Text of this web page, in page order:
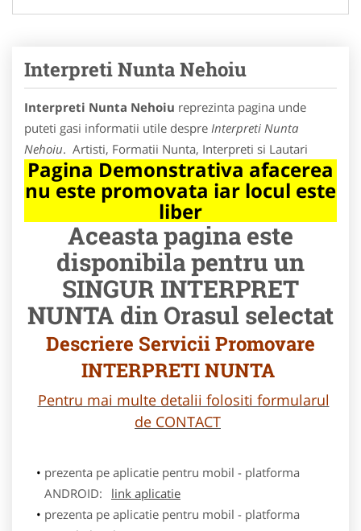
Interpreti Nunta Nehoiu
Interpreti Nunta Nehoiu reprezinta pagina unde
puteti gasi informatii utile despre Interpreti Nunta
Nehoiu. Artisti, Formatii Nunta, Interpreti si Lautari
Pagina Demonstrativa afacerea
nu este promovata iar locul este
liber
Aceasta pagina este
disponibila pentru un
SINGUR INTERPRET
NUNTA din Orasul selectat
Descriere Servicii Promovare
INTERPRETI NUNTA
Pentru mai multe detalii folositi formularul
de CONTACT
prezenta pe aplicatie pentru mobil - platforma
ANDROID:
link aplicatie
prezenta pe aplicatie pentru mobil - platforma